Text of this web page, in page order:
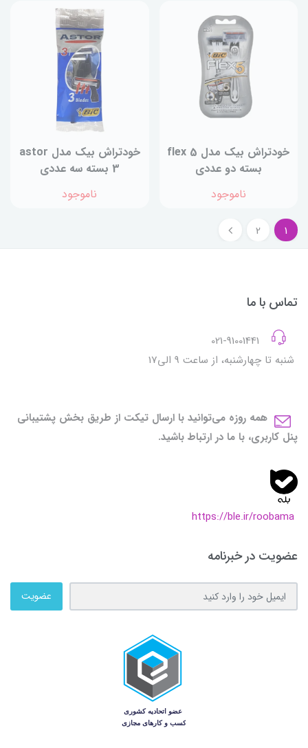
خودتراش بیک مدل flex 5
بسته دو عددی
ناموجود
خودتراش بیک مدل astor
3 بسته سه عددی
ناموجود
1
2
تماس با ما
شنبه تا چهارشنبه، از ساعت 9 الی17
همه روزه می‌توانید با ارسال تیکت از طریق بخش پشتیبانی
پنل کاربری، با ما در ارتباط باشید.
https://ble.ir/roobama
عضویت در خبرنامه
عضویت